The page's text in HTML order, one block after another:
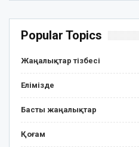
Popular Topics
Жаңалықтар тізбесі
Елімізде
Басты жаңалықтар
Қоғам